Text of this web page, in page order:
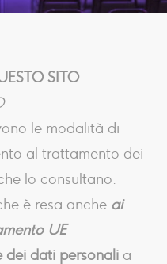
SITO
le modalità di
al trattamento dei
lo consultano.
è resa anche ai
UE
dei dati personali a